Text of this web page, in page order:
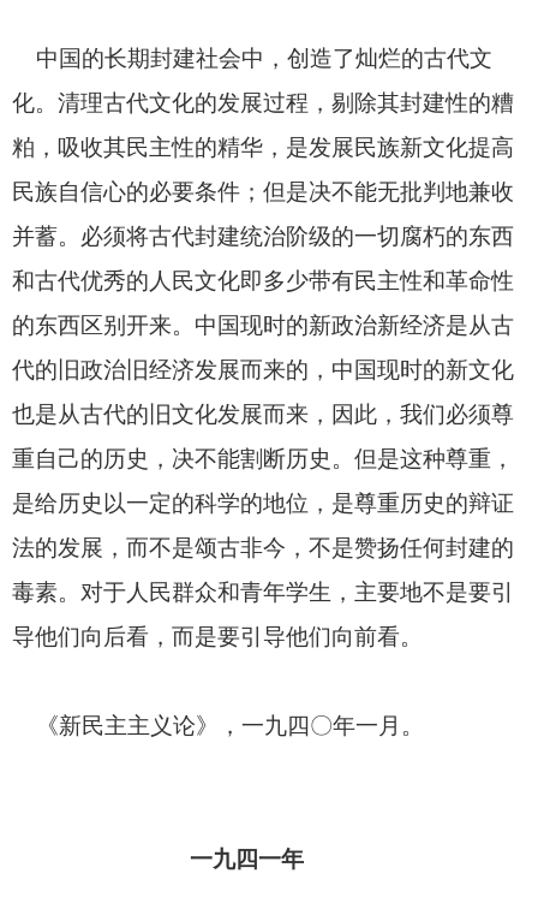
中国的长期封建社会中，创造了灿烂的古代文
化。清理古代文化的发展过程，剔除其封建性的糟
粕，吸收其民主性的精华，是发展民族新文化提高
民族自信心的必要条件；但是决不能无批判地兼收
并蓄。必须将古代封建统治阶级的一切腐朽的东西
和古代优秀的人民文化即多少带有民主性和革命性
的东西区别开来。中国现时的新政治新经济是从古
代的旧政治旧经济发展而来的，中国现时的新文化
也是从古代的旧文化发展而来，因此，我们必须尊
重自己的历史，决不能割断历史。但是这种尊重，
是给历史以一定的科学的地位，是尊重历史的辩证
法的发展，而不是颂古非今，不是赞扬任何封建的
毒素。对于人民群众和青年学生，主要地不是要引
导他们向后看，而是要引导他们向前看。
《新民主主义论》，一九四〇年一月。
一九四一年